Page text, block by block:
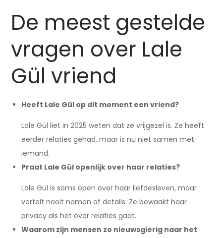
De meest gestelde
vragen over Lale
Gül vriend
Heeft Lale Gül op dit moment een vriend?
Lale Gül liet in 2025 weten dat ze vrijgezel is. Ze heeft
eerder relaties gehad, maar is nu niet samen met
iemand.
Praat Lale Gül openlijk over haar relaties?
Lale Gül is soms open over haar liefdesleven, maar
vertelt nooit namen of details. Ze bewaakt haar
privacy als het over relaties gaat.
Waarom zijn mensen zo nieuwsgierig naar het